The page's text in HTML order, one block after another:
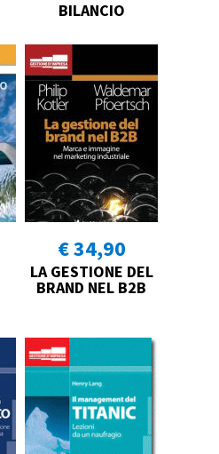
BILANCIO
€ 34,90
LA GESTIONE DEL
BRAND NEL B2B